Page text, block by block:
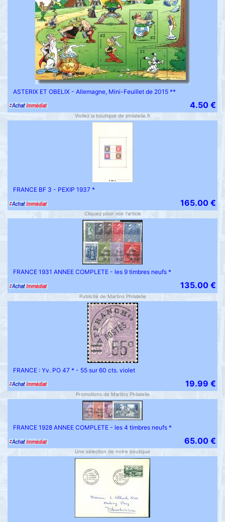
ASTERIX ET OBELIX - Allemagne, Mini-Feuillet de 2015 **
4.50 €
Visitez la boutique de philatelie.fr
FRANCE BF 3 - PEXIP 1937 *
165.00 €
Cliquez pour voir l'article
FRANCE 1931 ANNEE COMPLETE - les 9 timbres neufs *
135.00 €
Publicité de Martins Philatelie
FRANCE : Yv. PO 47 * - 55 sur 60 cts. violet
19.99 €
Promotions de Martins Philatelie
FRANCE 1928 ANNEE COMPLETE - les 4 timbres neufs *
65.00 €
Une sélection de notre boutique